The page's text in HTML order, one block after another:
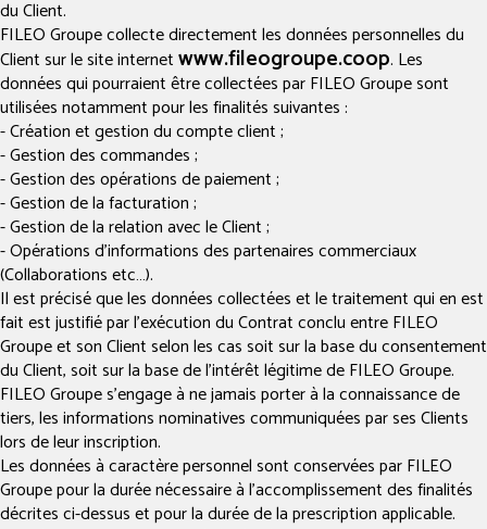
du Client.
FILEO Groupe collecte directement les données personnelles du
Client sur le site internetwww.fileogroupe.coop. Les
données qui pourraient être collectées par FILEO Groupe sont
utilisées notamment pour les finalités suivantes :
- Création et gestion du compte client ;
- Gestion des commandes ;
- Gestion des opérations de paiement ;
- Gestion de la facturation ;
- Gestion de la relation avec le Client ;
- Opérations d’informations des partenaires commerciaux
(Collaborations etc…).
Il est précisé que les données collectées et le traitement qui en est
fait est justifié par l’exécution du Contrat conclu entre FILEO
Groupe et son Client selon les cas soit sur la base du consentement
du Client, soit sur la base de l'intérêt légitime de FILEO Groupe.
FILEO Groupe s'engage à ne jamais porter à la connaissance de
tiers, les informations nominatives communiquées par ses Clients
lors de leur inscription.
Les données à caractère personnel sont conservées par FILEO
Groupe pour la durée nécessaire à l’accomplissement des finalités
décrites ci-dessus et pour la durée de la prescription applicable.